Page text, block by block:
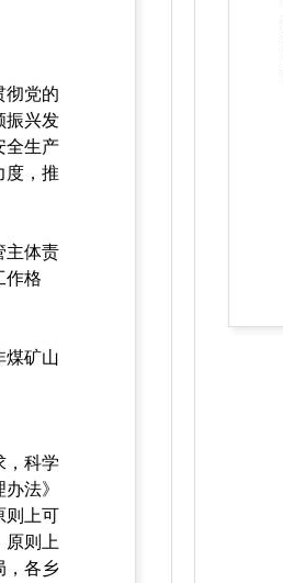
彻党的
振兴发
全生产
度，推
主体责
作格
煤矿山
，科学
法》
则上可
原则上
，各乡